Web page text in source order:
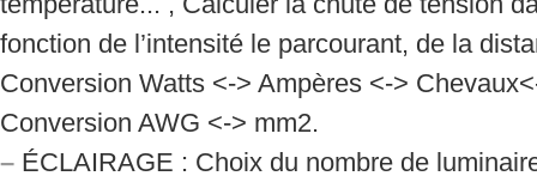
fonction de l’intensité le parcourant, de la
Conversion Watts <-> Ampères <->
Conversion AWG <-> mm2.
– ÉCLAIRAGE : Choix du nombre de